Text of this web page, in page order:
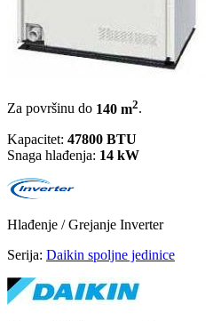
Za površinu do 140 m2.
Kapacitet: 47800 BTU
Snaga hlađenja: 14 kW
Hlađenje / Grejanje Inverter
Serija: Daikin spoljne jedinice